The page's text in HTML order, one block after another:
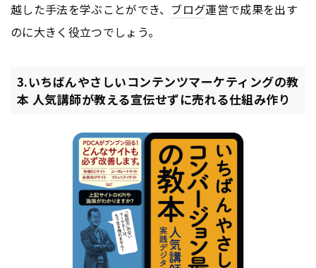
越した手法を学ぶことができ、 ブログ運営で成果を出す
のに大きく役立つでしょう。
3.いちばんやさしいコンテンツマーケティングの教
本 人気講師が教える宣伝せずに売れる仕組み作り